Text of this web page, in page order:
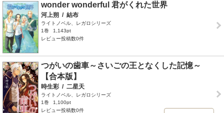
wonder wonderful 君がくれた世界
河上朔 / 結布
ライトノベル、レガロシリーズ
1巻
1,143pt
レビュー投稿数0件
つがいの歯車～さいごの王となくした記憶～
【合本版】
時生彩 / 二星天
ライトノベル、レガロシリーズ
1巻
1,100pt
レビュー投稿数0件